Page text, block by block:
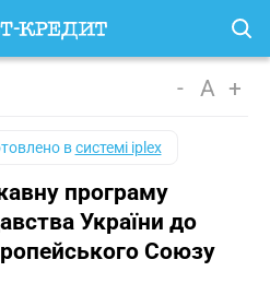
- A +
всистемі iplex
програму
України до
Союзу